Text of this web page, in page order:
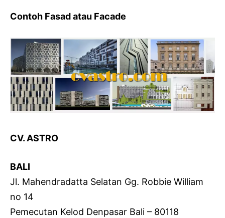
Contoh Fasad atau Facade
CV. ASTRO
BALI
Jl. Mahendradatta Selatan Gg. Robbie William
no 14
Pemecutan Kelod Denpasar Bali – 80118